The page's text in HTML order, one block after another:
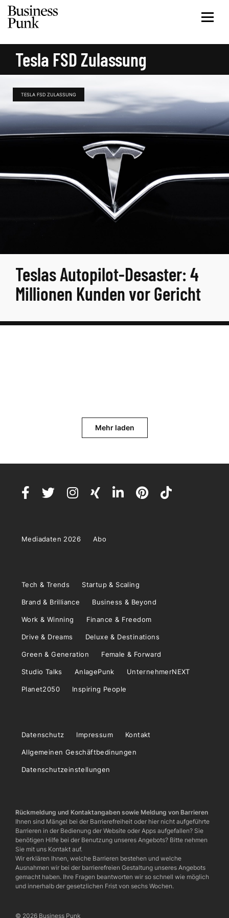
Tesla FSD Zulassung
TESLA FSD ZULASSUNG
Teslas Autopilot-Desaster: 4
Millionen Kunden vor Gericht
Mehr laden
Mediadaten 2026 Abo
Tech & Trends Startup & Scaling
Brand & Brilliance Business & Beyond
Work & Winning Finance & Freedom
Drive & Dreams Deluxe & Destinations
Green & Generation Female & Forward
Studio Talks AnlagePunk UnternehmerNEXT
Planet2050 Inspiring People
Datenschutz Impressum Kontakt
Allgemeinen Geschäftbedinungen
Datenschutzeinstellungen
Rückmeldung und Kontaktangaben sowie Meldung von Barrieren
Ihnen sind Mängel bei der Barrierefreiheit oder hier nicht aufgeführte
Barrieren in der Bedienung der Website oder Apps aufgefallen? Sie
benötigen Hilfe bei der Benutzung unseres Angebots? Bitte nehmen
Sie mit uns Kontakt auf.
Wir erklären Ihnen, welche Barrieren bestehen und welche
Ausnahmen wir bei der barrierefreien Gestaltung unseres Angebots
gemacht haben. Ihre Fragen beantworten wir so schnell wie möglich
und innerhalb der gesetzlichen Frist von sechs Wochen.
© 2026 Business Punk